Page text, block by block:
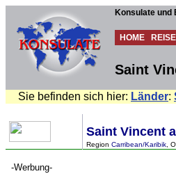
Konsulate und
HOME
Saint
Sie befinden sich hier: Länder:
Saint Vincent
Region Carribean/Karibik ,
-Werbung-